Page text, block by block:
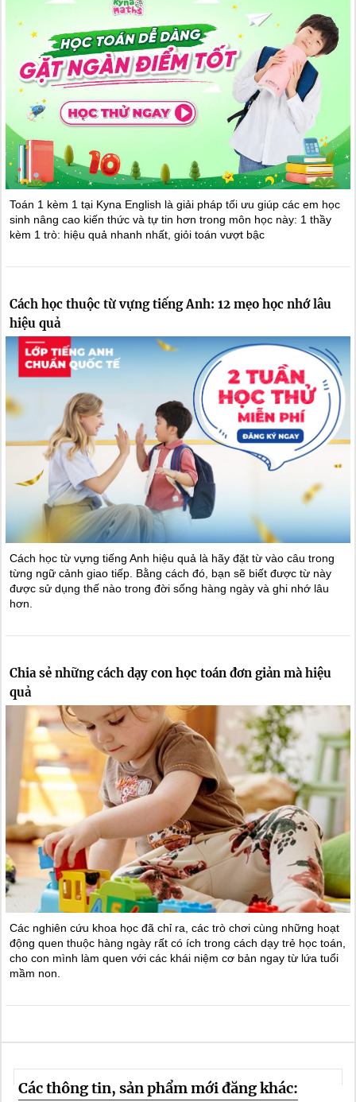
Toán 1 kèm 1 tại Kyna English là giải pháp tối ưu giúp các em học
sinh nâng cao kiến thức và tự tin hơn trong môn học này: 1 thầy
kèm 1 trò: hiệu quả nhanh nhất, giỏi toán vượt bậc
Cách học thuộc từ vựng tiếng Anh: 12 mẹo học nhớ lâu
hiệu quả
Cách học từ vựng tiếng Anh hiệu quả là hãy đặt từ vào câu trong
từng ngữ cảnh giao tiếp. Bằng cách đó, bạn sẽ biết được từ này
được sử dụng thế nào trong đời sống hàng ngày và ghi nhớ lâu
hơn.
Chia sẻ những cách dạy con học toán đơn giản mà hiệu
quả
Các nghiên cứu khoa học đã chỉ ra, các trò chơi cùng những hoạt
động quen thuộc hàng ngày rất có ích trong cách dạy trẻ học toán,
cho con mình làm quen với các khái niệm cơ bản ngay từ lứa tuổi
mầm non.
Các thông tin, sản phẩm mới đăng khác: